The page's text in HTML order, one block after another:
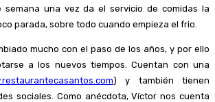
semana una vez da el servicio de comidas la
parada, sobre todo cuando empieza el frio.
mucho con el paso de los años, y por ello
a los nuevos tiempos. Cuentan con una
) y también tienen
sociales. Como anécdota, Víctor nos cuenta